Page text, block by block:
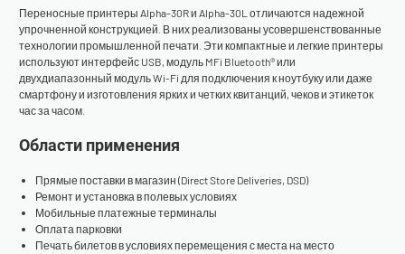
Переносные принтеры Alpha-30R и Alpha-30L отличаются надежной
упрочненной конструкцией. В них реализованы усовершенствованные
технологии промышленной печати. Эти компактные и легкие принтеры
используют интерфейс USB, модуль MFi Bluetooth® или
двухдиапазонный модуль Wi-Fi для подключения к ноутбуку или даже
смартфону и изготовления ярких и четких квитанций, чеков и этикеток
час за часом.
Области применения
Прямые поставки в магазин (Direct Store Deliveries, DSD)
Ремонт и установка в полевых условиях
Мобильные платежные терминалы
Оплата парковки
Печать билетов в условиях перемещения с места на место